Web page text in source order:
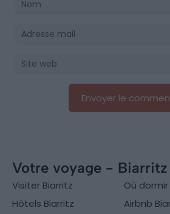
Votre voyage - Biarritz
Visiter Biarritz
Où
Hôtels Biarritz
Airbnb